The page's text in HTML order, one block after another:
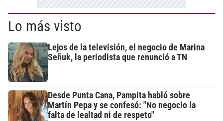
Lo más visto
Lejos de la televisión, el negocio de Marina
Señuk, la periodista que renunció a TN
Desde Punta Cana, Pampita habló sobre
Martín Pepa y se confesó: "No negocio la
falta de lealtad ni de respeto"